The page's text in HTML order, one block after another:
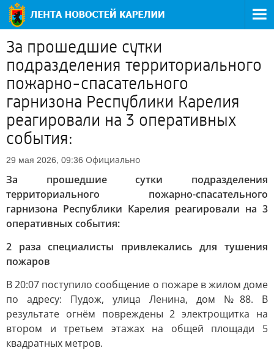
За прошедшие сутки
подразделения территориального
пожарно-спасательного
гарнизона Республики Карелия
реагировали на 3 оперативных
события:
29 мая 2026, 09:36 Официально
За прошедшие сутки подразделения
территориального пожарно-спасательного
гарнизона Республики Карелия реагировали на 3
оперативных события:
2 раза специалисты привлекались для тушения
пожаров
В 20:07 поступило сообщение о пожаре в жилом доме
по адресу: Пудож, улица Ленина, дом №88. В
результате огнём повреждены 2 электрощитка на
втором и третьем этажах на общей площади 5
квадратных метров.